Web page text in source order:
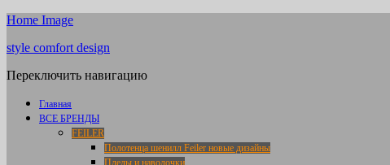
Home Image
style comfort design
Переключить навигацию
Главная
ВСЕ БРЕНДЫ
FEILER
Полотенца шенилл Feiler новые дизайны
Пледы и наволочки